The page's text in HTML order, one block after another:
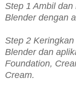
Step 1 Ambil
Blender dengan
Step 2
Blender dan
Foundation,
Cream.